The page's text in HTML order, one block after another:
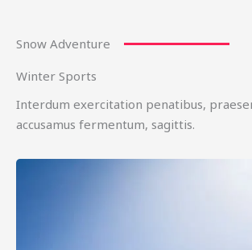
Snow Adventure
Winter Sports
Interdum exercitation penatibus,
accusamus fermentum, sagittis.